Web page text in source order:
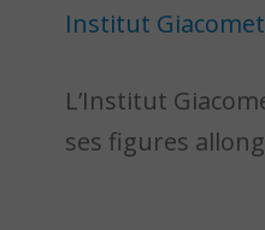
Institut
L’Institut
ses figures